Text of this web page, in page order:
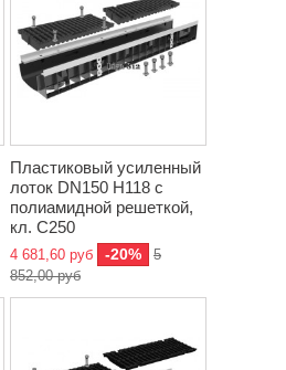
Пластиковый усиленный
лоток DN150 H118 с
полиамидной решеткой,
кл. C250
4 681,60 руб -20%
5
852,00 руб